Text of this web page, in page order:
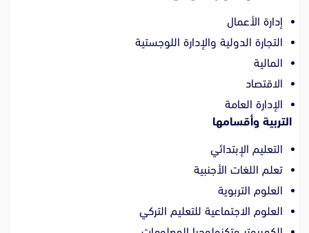
إدارة الأعمال
التجارة الدولية والإدارة اللوجستية
المالية
الاقتصاد
الإدارة العامة
التربية وأقسامها
التعليم الإبتدائي
تعلم اللغات الأجنبية
العلوم التربوية
العلوم الاجتماعية للتعليم التركي